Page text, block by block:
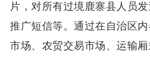
片 ， 对所有过境鹿寨县人员
推广短信等。 通过在自治区
市场、农贸交易市场、运输